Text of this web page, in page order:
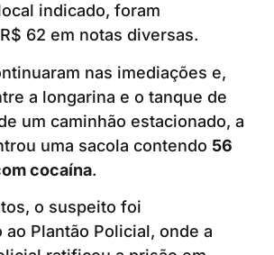
indicado, foram
62 em notas diversas.
nas imediações e,
a longarina e o tanque de
um caminhão estacionado, a
uma sacola contendo 56
cocaína.
o suspeito foi
ao Plantão Policial, onde a